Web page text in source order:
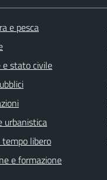
e pesca
e stato civile
urbanistica
libero
e formazione